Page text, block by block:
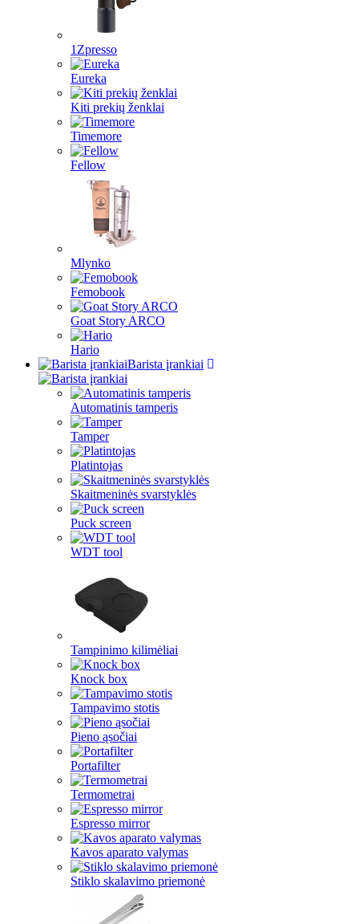
1Zpresso
Eureka
Kiti prekių ženklai
Timemore
Fellow
Mlynko
Femobook
Goat Story ARCO
Hario
Barista įrankiai
Automatinis tamperis
Tamper
Platintojas
Skaitmeninės svarstyklės
Puck screen
WDT tool
Tampinimo kilimėliai
Knock box
Tampavimo stotis
Pieno ąsočiai
Portafilter
Termometrai
Espresso mirror
Kavos aparato valymas
Stiklo skalavimo priemonė